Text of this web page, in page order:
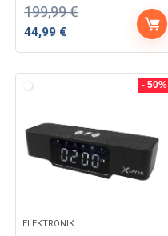
199,99€
Ursprünglicher
44,99 €Aktueller
- 50%
ELEKTRONIK